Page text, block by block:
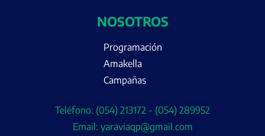
NOSOTROS
Programación
Amakella
Campañas
Teléfono: (054) 213172 - (054) 289952
Email: yaraviaqp@gmail.com